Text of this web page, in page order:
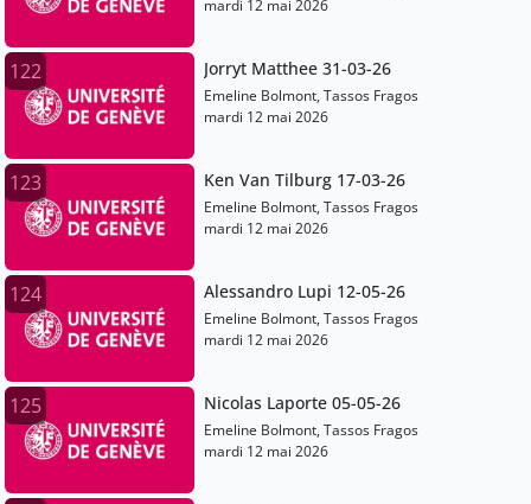
mardi 12 mai 2026
122 Jorryt Matthee 31-03-26
Emeline Bolmont, Tassos Fragos
mardi 12 mai 2026
123 Ken Van Tilburg 17-03-26
Emeline Bolmont, Tassos Fragos
mardi 12 mai 2026
124 Alessandro Lupi 12-05-26
Emeline Bolmont, Tassos Fragos
mardi 12 mai 2026
125 Nicolas Laporte 05-05-26
Emeline Bolmont, Tassos Fragos
mardi 12 mai 2026